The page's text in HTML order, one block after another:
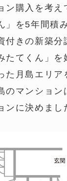
ン購入を考
」を5年間積
付きの新築
たてくん」
た月島エリ
のマンショ
ンに決めまし